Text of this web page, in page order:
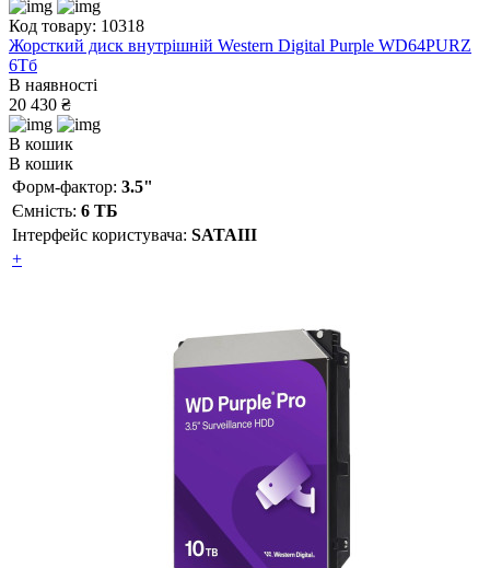
Код товару: 10318
Жорсткий диск внутрішній Western Digital Purple WD64PURZ
6Тб
В наявності
20 430 ₴
В кошик
В кошик
Форм-фактор: 3.5"
Ємність: 6 ТБ
Інтерфейс користувача: SATAIII
+